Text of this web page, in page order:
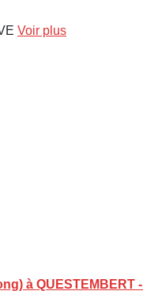
Voir plus
à QUESTEMBERT